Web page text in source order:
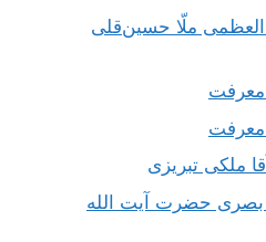
ملّا حسین‌قلی
معرفت
معرفت
ملکی تبریزی
بصری حضرت آیت الله